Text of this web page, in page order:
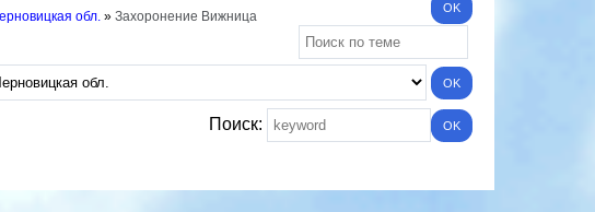
обл. » Захоронение Вижница
Поиск: